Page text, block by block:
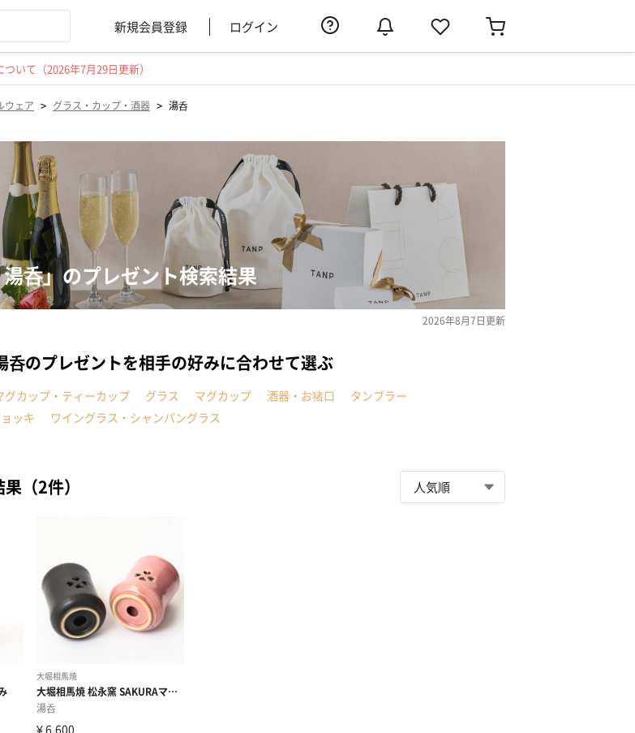
新規会員登録 ログイン
いて（2026年7月29日更新）
ウェア > グラス・カップ・酒器 > 湯呑
湯呑」のプレゼント検索結果
2026年8月7日更新
呑のプレゼントを相手の好みに合わせて選ぶ
グカップ・ティーカップ グラス マグカップ 酒器・お猪口
タンブラー
ッキ
ワイングラス・シャンパングラス
（2件）